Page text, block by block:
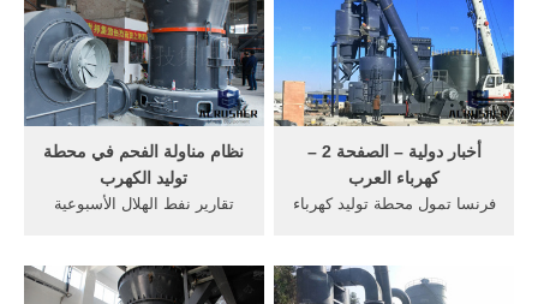
نظام مناولة الفحم في محطة
توليد الكهرب
تقارير نفط الهلال الأسبوعية
الشركة السعودية للكهرباء
أخبار دولية – الصفحة 2 –
كهرباء العرب
فرنسا تمول محطة توليد كهرباء
منحة بقيمة 800 ألف يورو